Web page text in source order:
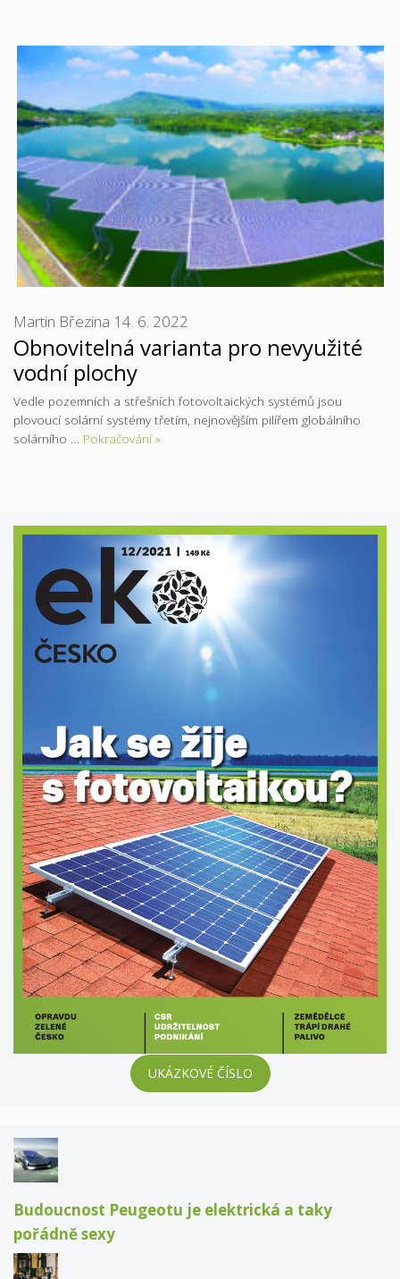
Obnovitelná varianta pro nevyužité
vodní plochy
Martin Březina 14. 6. 2022
Vedle pozemních a střešních fotovoltaických systémů jsou
plovoucí solární systémy třetím, nejnovějším pilířem globálního
solárního … Pokračování »
UKÁZKOVÉ ČÍSLO
Budoucnost Peugeotu je elektrická a taky
pořádně sexy